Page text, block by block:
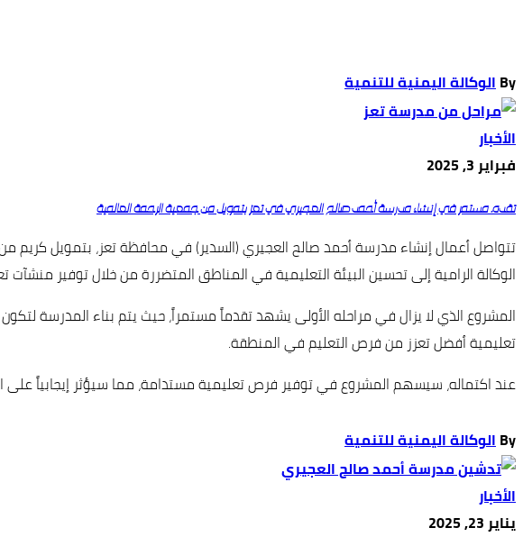
Byالوكالة اليمنية للتنمية
الأخبار
فبراير 3, 2025
تقدم مستمر في إنشاء مدرسة أحمد صالح العجيري في تعز بتمويل من جمعية الرحمة العالمية
تتواصل أعمال إنشاء مدرسة أحمد صالح العجيري (السدير) في محافظة تعز، بتمويل كريم
الوكالة الرامية إلى تحسين البيئة التعليمية في المناطق المتضررة من خلال توفير منشآت
المشروع الذي لا يزال في مراحله الأولى يشهد تقدماً مستمراً، حيث يتم بناء المدرسة
تعليمية أفضل تعزز من فرص التعليم في المنطقة.
عند اكتماله، سيسهم المشروع في توفير فرص تعليمية مستدامة، مما سيؤثر إيجابياً
Byالوكالة اليمنية للتنمية
الأخبار
يناير 23, 2025